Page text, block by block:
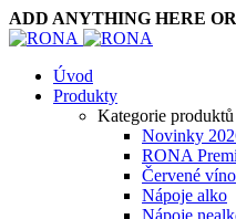
ADD ANYTHING HERE
Úvod
Produkty
Kategorie produktů
Novinky
RONA
Červené víno
Nápoje alko
Nápoje